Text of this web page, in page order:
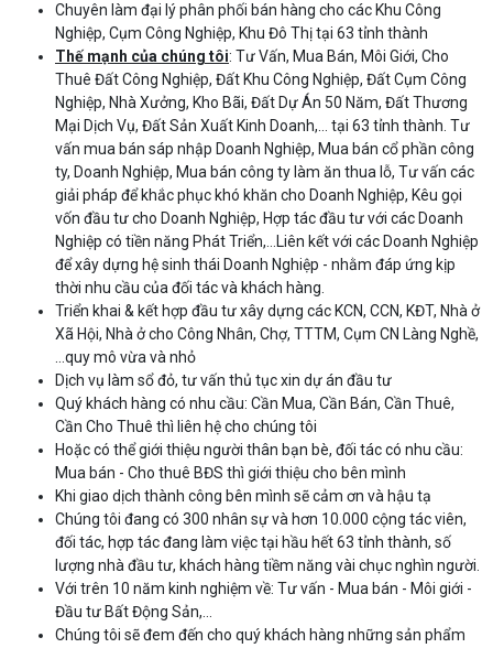
Chuyên làm đại lý phân phối bán hàng cho các Khu Công
Nghiệp, Cụm Công Nghiệp, Khu Đô Thị tại 63 tỉnh thành
Thế mạnh của chúng tôi: Tư Vấn, Mua Bán, Môi Giới, Cho
Thuê Đất Công Nghiệp, Đất Khu Công Nghiệp, Đất Cụm Công
Nghiệp, Nhà Xưởng, Kho Bãi, Đất Dự Án 50 Năm, Đất Thương
Mại Dịch Vụ, Đất Sản Xuất Kinh Doanh,… tại 63 tỉnh thành. Tư
vấn mua bán sáp nhập Doanh Nghiệp, Mua bán cổ phần công
ty, Doanh Nghiệp, Mua bán công ty làm ăn thua lỗ, Tư vấn các
giải pháp để khắc phục khó khăn cho Doanh Nghiệp, Kêu gọi
vốn đầu tư cho Doanh Nghiệp, Hợp tác đầu tư với các Doanh
Nghiệp có tiền năng Phát Triển,…Liên kết với các Doanh Nghiệp
để xây dựng hệ sinh thái Doanh Nghiệp - nhằm đáp ứng kịp
thời nhu cầu của đối tác và khách hàng.
Triển khai & kết hợp đầu tư xây dựng các KCN, CCN, KĐT, Nhà ở
Xã Hội, Nhà ở cho Công Nhân, Chợ, TTTM, Cụm CN Làng Nghề,
…quy mô vừa và nhỏ
Dịch vụ làm sổ đỏ, tư vấn thủ tục xin dự án đầu tư
Quý khách hàng có nhu cầu: Cần Mua, Cần Bán, Cần Thuê,
Cần Cho Thuê thì liên hệ cho chúng tôi
Hoặc có thể giới thiệu người thân bạn bè, đối tác có nhu cầu:
Mua bán - Cho thuê BĐS thì giới thiệu cho bên mình
Khi giao dịch thành công bên mình sẽ cảm ơn và hậu tạ
Chúng tôi đang có 300 nhân sự và hơn 10.000 cộng tác viên,
đối tác, hợp tác đang làm việc tại hầu hết 63 tỉnh thành, số
lượng nhà đầu tư, khách hàng tiềm năng vài chục nghìn người.
Với trên 10 năm kinh nghiệm về: Tư vấn - Mua bán - Môi giới -
Đầu tư Bất Động Sản,…
Chúng tôi sẽ đem đến cho quý khách hàng những sản phẩm